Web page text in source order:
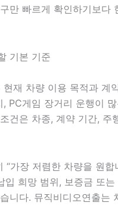
만 빠르게 확인하기보
기본 기준
재 차량 이용 목적과
, PC게임 장거리 운행이
건은 차종, 계약 기간,
“가장 저렴한 차량을 원
입 희망 범위, 보증금 또
니다. 뮤직비디오연출